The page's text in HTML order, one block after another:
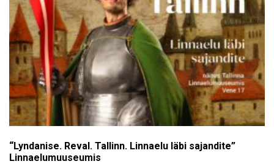
“Lyndanise. Reval. Tallinn. Linnaelu läbi sajandite”
Linnaelumuuseumis